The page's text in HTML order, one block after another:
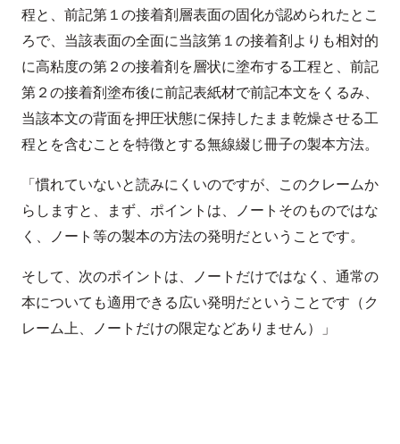
程と、前記第１の接着剤層表面の固化が認められたとこ
ろで、当該表面の全面に当該第１の接着剤よりも相対的
に高粘度の第２の接着剤を層状に塗布する工程と、前記
第２の接着剤塗布後に前記表紙材で前記本文をくるみ、
当該本文の背面を押圧状態に保持したまま乾燥させる工
程とを含むことを特徴とする無線綴じ冊子の製本方法。
「慣れていないと読みにくいのですが、このクレームか
らしますと、まず、ポイントは、ノートそのものではな
く、ノート等の製本の方法の発明だということです。
そして、次のポイントは、ノートだけではなく、通常の
本についても適用できる広い発明だということです（ク
レーム上、ノートだけの限定などありません）」